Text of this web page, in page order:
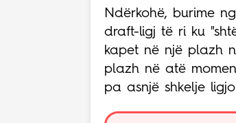
Ndërkohë, burime
draft-ligj të ri ku
kapet në një plazh
plazh në atë
pa asnjë shkelje